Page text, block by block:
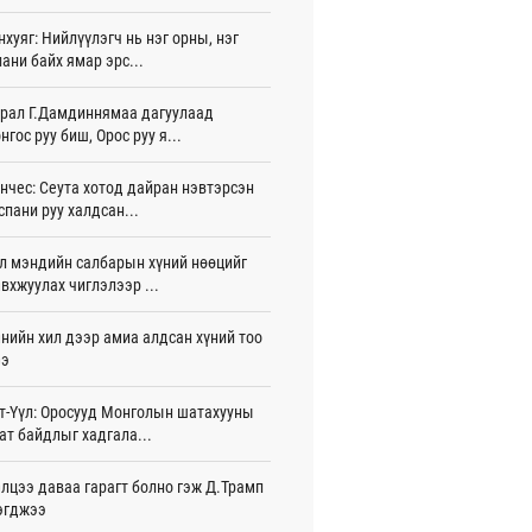
16 цаг 01 мин
Хасина Бангладешт эргэн ирэхээ
15 цаг 58 мин
15 цаг 54 мин
улсын хамтын ажиллагааны талаар
солилцов
сард Сүхбаатар боомтоор
Н.Амарзаяа: 32 хуудастай
дэвтэр долоо хоногт л дүүрдэг
15 цаг 31 мин
Нийлүүлэгч нь нэг орны, нэг
байх ямар эрс...
Г.Дамдиннямаа дагуулаад
руу биш, Орос руу я...
Сеута хотод дайран нэвтэрсэн
руу халдсан...
мэндийн салбарын хүний нөөцийг
чиглэлээр ...
хил дээр амиа алдсан хүний тоо
Үүл: Оросууд Монголын шатахууны
байдлыг хадгала...
даваа гарагт болно гэж Д.Трамп